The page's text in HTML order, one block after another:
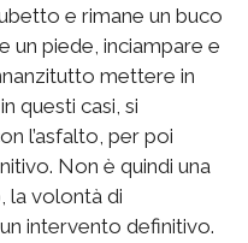
e rimane un buco
un piede, inciampare e
mettere in
questi casi, si
l’asfalto, per poi
Non è quindi una
la volontà di
intervento definitivo.